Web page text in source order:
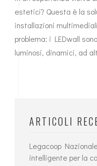
estetici? Questa è la
installazioni
problema: i LEDwall
luminosi, dinamici, ad
ARTICOLI
Legacoop
intelligente per la